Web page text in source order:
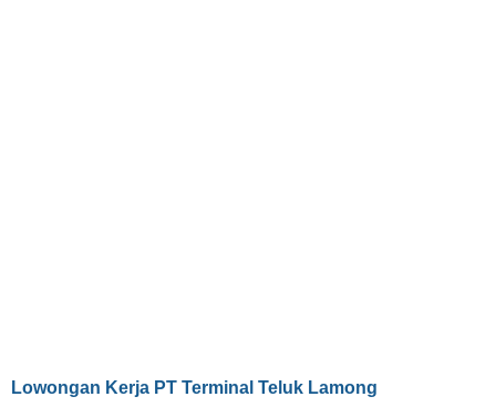
Lowongan Kerja PT Terminal Teluk Lamong